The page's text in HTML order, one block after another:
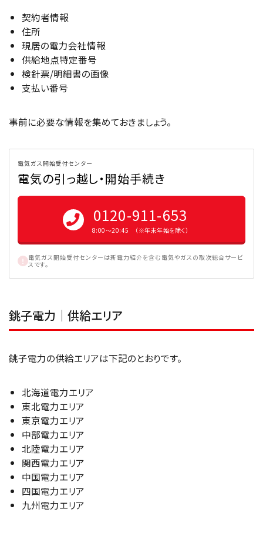
契約者情報
住所
現居の電力会社情報
供給地点特定番号
検針票/明細書の画像
支払い番号
事前に必要な情報を集めておきましょう。
電気ガス開始受付センター
電気の引っ越し・開始手続き
0120-911-653
8:00〜20:45 （※年末年始を除く）
電気ガス開始受付センターは新電力紹介を含む電気やガスの取次総合サービ
スです。
銚子電力｜供給エリア
銚子電力の供給エリアは下記のとおりです。
北海道電力エリア
東北電力エリア
東京電力エリア
中部電力エリア
北陸電力エリア
関西電力エリア
中国電力エリア
四国電力エリア
九州電力エリア